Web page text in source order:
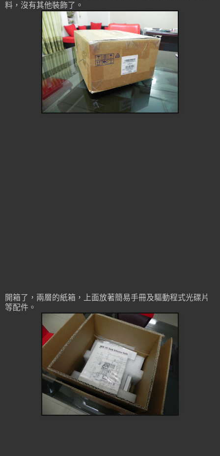
料，沒有其他裝飾了。
開箱了，兩層的紙箱，上面放著簡易手冊及驅動程式光碟片
等配件。